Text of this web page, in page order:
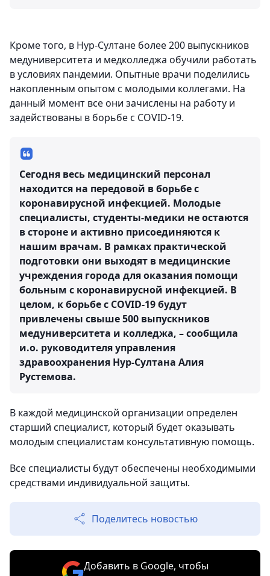
Кроме того, в Нур-Султане более 200 выпускников
медуниверситета и медколледжа обучили работать
в условиях пандемии. Опытные врачи поделились
накопленным опытом с молодыми коллегами. На
данный момент все они зачислены на работу и
задействованы в борьбе с COVID-19.
Сегодня весь медицинский персонал
находится на передовой в борьбе с
коронавирусной инфекцией. Молодые
специалисты, студенты-медики не остаются
в стороне и активно присоединяются к
нашим врачам. В рамках практической
подготовки они выходят в медицинские
учреждения города для оказания помощи
больным с коронавирусной инфекцией. В
целом, к борьбе с COVID-19 будут
привлечены свыше 500 выпускников
медуниверситета и колледжа, – сообщила
и.о. руководителя управления
здравоохранения Нур-Султана Алия
Рустемова.
В каждой медицинской организации определен
старший специалист, который будет оказывать
молодым специалистам консультативную помощь.
Все специалисты будут обеспечены необходимыми
средствами индивидуальной защиты.
Поделитесь новостью
Добавить в Google, чтобы